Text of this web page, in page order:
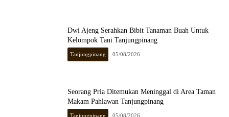
Dwi Ajeng Serahkan Bibit Tanaman Buah Untuk
Kelompok Tani Tanjungpinang
Tanjungpinang 05/08/2026
Seorang Pria Ditemukan Meninggal di Area Taman
Makam Pahlawan Tanjungpinang
Tanjungpinang 05/08/2026